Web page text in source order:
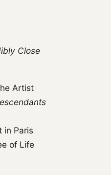
Close
Artist
in Paris
of Life